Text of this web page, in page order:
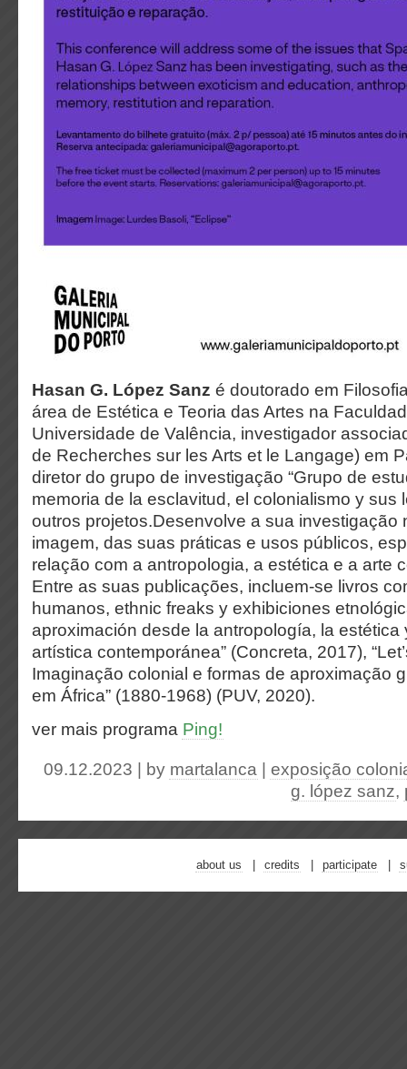
Hasan G. López Sanz é doutorado em
área de Estética e Teoria das Artes na
Universidade de Valência, investigador
de Recherches sur les Arts et le Langage) em
diretor do grupo de investigação “Grupo de
memoria de la esclavitud, el colonialismo y sus
outros projetos.Desenvolve a sua investigação
imagem, das suas práticas e usos públicos,
relação com a antropologia, a estética e a arte
Entre as suas publicações, incluem-se livros
humanos, ethnic freaks y exhibiciones
aproximación desde la antropología, la estética
artística contemporánea” (Concreta, 2017),
Imaginação colonial e formas de aproximação
em África” (1880-1968) (PUV, 2020).
ver mais programa Ping!
09.12.2023 | by martalanca
exposição
g. lópez sanz,
about us credits participate